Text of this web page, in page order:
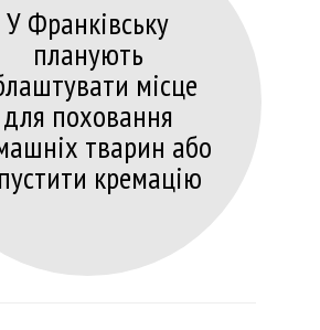
У Франківську
планують
місце
для поховання
тварин або
кремацію